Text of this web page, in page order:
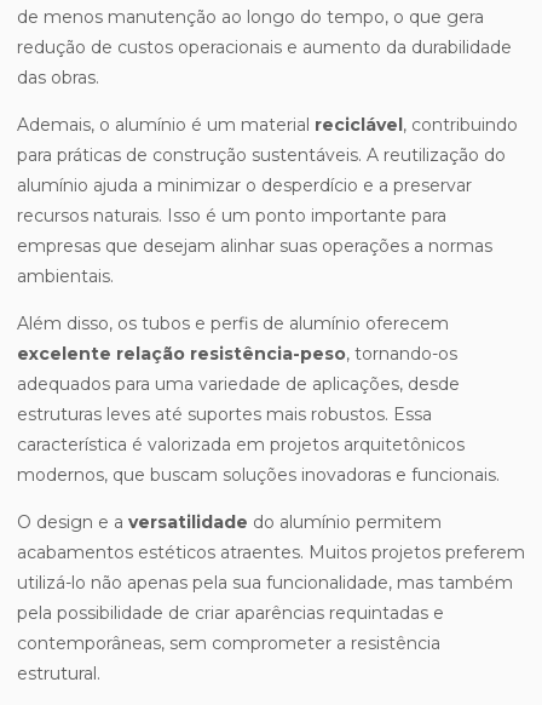
de menos manutenção ao longo do tempo, o que gera
redução de custos operacionais e aumento da durabilidade
das obras.
Ademais, o alumínio é um material reciclável , contribuindo
para práticas de construção sustentáveis. A reutilização do
alumínio ajuda a minimizar o desperdício e a preservar
recursos naturais. Isso é um ponto importante para
empresas que desejam alinhar suas operações a normas
ambientais.
Além disso, os tubos e perfis de alumínio oferecem
excelente relação resistência-peso, tornando-os
adequados para uma variedade de aplicações, desde
estruturas leves até suportes mais robustos. Essa
característica é valorizada em projetos arquitetônicos
modernos, que buscam soluções inovadoras e funcionais.
O design e a versatilidade do alumínio permitem
acabamentos estéticos atraentes. Muitos projetos preferem
utilizá-lo não apenas pela sua funcionalidade, mas também
pela possibilidade de criar aparências requintadas e
contemporâneas, sem comprometer a resistência
estrutural.